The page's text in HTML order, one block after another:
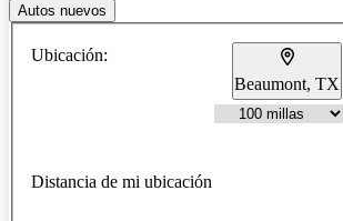
Autos nuevos
Ubicación:
Beaumont, TX
Distancia de mi ubicación